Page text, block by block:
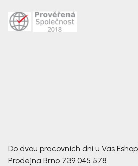
Do dvou pracovních dní u Vás Eshop
Prodejna Brno 739 045 578